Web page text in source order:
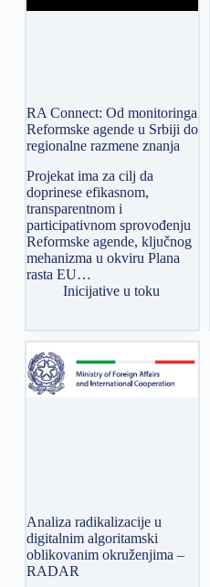
RA Connect: Od monitoringa
Reformske agende u Srbiji do
regionalne razmene znanja
Projekat ima za cilj da
doprinese efikasnom,
transparentnom i
participativnom sprovođenju
Reformske agende, ključnog
mehanizma u okviru Plana
rasta EU…
Inicijative u toku
Analiza radikalizacije u
digitalnim algoritamski
oblikovanim okruženjima –
RADAR